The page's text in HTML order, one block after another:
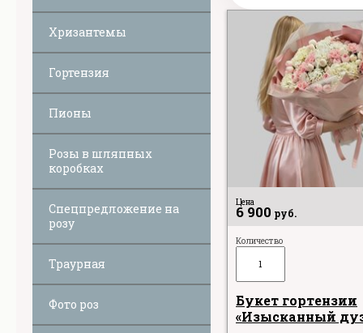
Хризантемы
Гортензия
Пионы
Розы в шляпных
коробках
Спецпредложение на
розу
Траурная
Фото роз
Цена
6 900 руб.
Количество
Букет гортензии
«Изысканный